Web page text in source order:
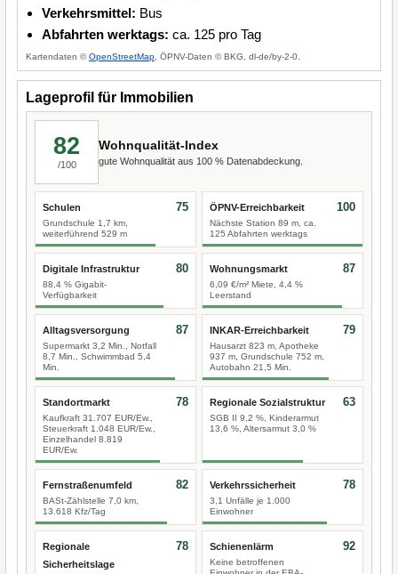
Verkehrsmittel: Bus
Abfahrten werktags: ca. 125 pro Tag
Kartendaten ©OpenStreetMap , ÖPNV-Daten © BKG, dl-de/by-2-0.
Lageprofil für Immobilien
82
/100
Wohnqualität-Index
gute Wohnqualität aus 100 % Datenabdeckung.
Schulen
Grundschule 1,7 km,
weiterführend 529 m
75 ÖPNV-Erreichbarkeit
Nächste Station 89 m, ca.
125 Abfahrten werktags
100
Digitale Infrastruktur
88,4 % Gigabit-
Verfügbarkeit
80 Wohnungsmarkt
6,09 €/m² Miete, 4,4 %
Leerstand
87
Alltagsversorgung
Supermarkt 3,2 Min., Notfall
8,7 Min., Schwimmbad 5,4
Min.
87 INKAR-Erreichbarkeit
Hausarzt 823 m, Apotheke
937 m, Grundschule 752 m,
Autobahn 21,5 Min.
79
Standortmarkt
Kaufkraft 31.707 EUR/Ew.,
Steuerkraft 1.048 EUR/Ew.,
Einzelhandel 8.819
EUR/Ew.
78 Regionale Sozialstruktur
SGB II 9,2 %, Kinderarmut
13,6 %, Altersarmut 3,0 %
63
Fernstraßenumfeld
BASt-Zählstelle 7,0 km,
13.618 Kfz/Tag
82 Verkehrssicherheit
3,1 Unfälle je 1.000
Einwohner
78
Regionale
Sicherheitslage
78 Schienenlärm
Keine betroffenen
92